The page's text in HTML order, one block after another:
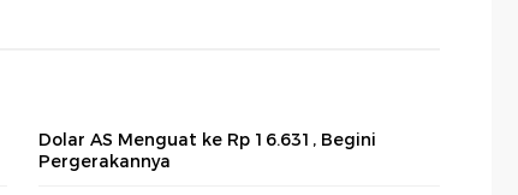
Dolar AS Menguat ke Rp 16.631, Begini
Pergerakannya